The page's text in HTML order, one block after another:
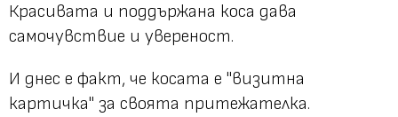
Красивата и поддържана коса дава
самочувствие и увереност.
И днес е факт, че косата е "визитна
картичка" за своята притежателка.